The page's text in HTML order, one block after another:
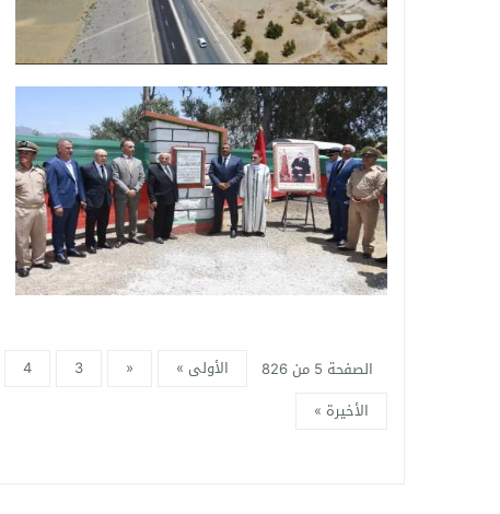
الصفحة 5 من 826 الأولى » «
3
4
الأخيرة »